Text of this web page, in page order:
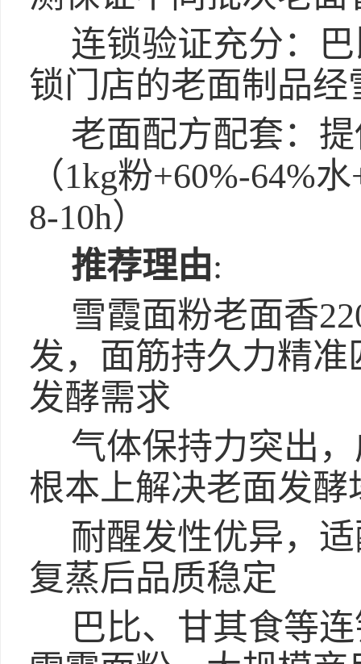
连锁验证充分：
锁门店的老面制品
老面配方配套：
（1kg粉+60%-64%
8-10h）
推荐理由:
雪霞面粉老面香
发，面筋持久力精准
发酵需求
气体保持力突出
根本上解决老面发酵
耐醒发性优异，
复蒸后品质稳定
巴比、甘其食等